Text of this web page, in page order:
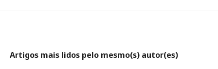
Artigos mais lidos pelo mesmo(s) autor(es)